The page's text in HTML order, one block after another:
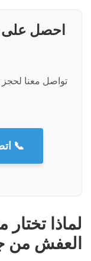
احصل
تواصل معنا
📞 اتصل
لماذا
العفش من